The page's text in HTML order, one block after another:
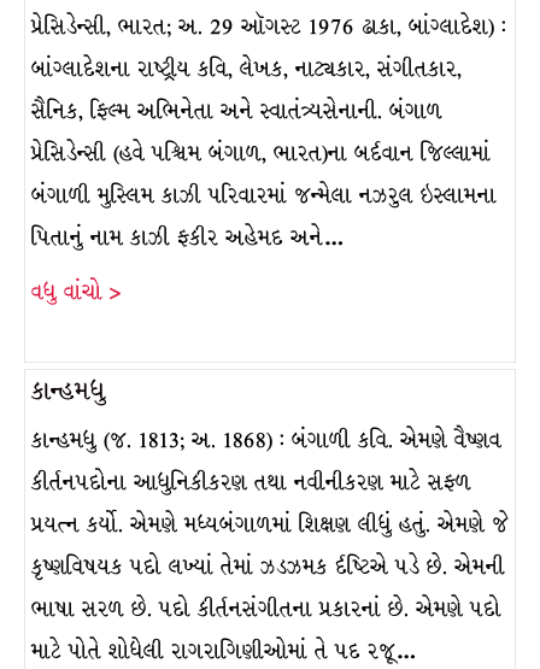
પ્રેસિડેન્સી, ભારત; અ. 29 ઑગસ્ટ 1976 ઢાકા, બાંગ્લાદેશ) :
બાંગ્લાદેશના રાષ્ટ્રીય કવિ, લેખક, નાટ્યકાર, સંગીતકાર,
સૈનિક, ફિલ્મ અભિનેતા અને સ્વાતંત્ર્યસેનાની. બંગાળ
પ્રેસિડેન્સી (હવે પશ્ચિમ બંગાળ, ભારત)ના બર્દવાન જિલ્લામાં
બંગાળી મુસ્લિમ કાઝી પરિવારમાં જન્મેલા નઝરુલ ઇસ્લામના
પિતાનું નામ કાઝી ફકીર અહેમદ અને…
વધુ વાંચો >
કાન્હમધુ
કાન્હમધુ (જ. 1813; અ. 1868) : બંગાળી કવિ. એમણે વૈષ્ણવ
કીર્તનપદોના આધુનિકીકરણ તથા નવીનીકરણ માટે સફળ
પ્રયત્ન કર્યો. એમણે મધ્યબંગાળમાં શિક્ષણ લીધું હતું. એમણે જે
કૃષ્ણવિષયક પદો લખ્યાં તેમાં ઝડઝમક ર્દષ્ટિએ પડે છે. એમની
ભાષા સરળ છે. પદો કીર્તનસંગીતના પ્રકારનાં છે. એમણે પદો
માટે પોતે શોધેલી રાગરાગિણીઓમાં તે પદ રજૂ…